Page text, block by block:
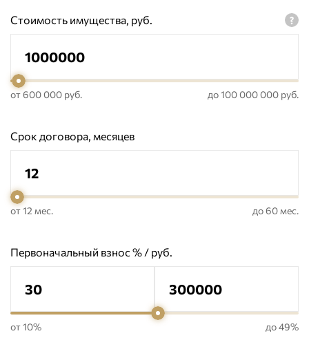
Стоимость имущества, руб.
от 600 000 руб. до 100 000 000 руб.
Срок договора, месяцев
от 12 мес. до 60 мес.
Первоначальный взнос % / руб.
от 10% до 49%